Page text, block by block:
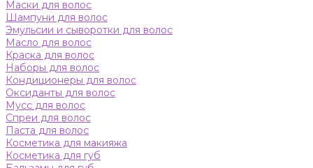
Маски для волос
Шампуни для волос
Эмульсии и сыворотки для волос
Масло для волос
Краска для волос
Наборы для волос
Кондиционеры для волос
Оксиданты для волос
Мусс для волос
Спреи для волос
Паста для волос
Косметика для макияжа
Косметика для губ